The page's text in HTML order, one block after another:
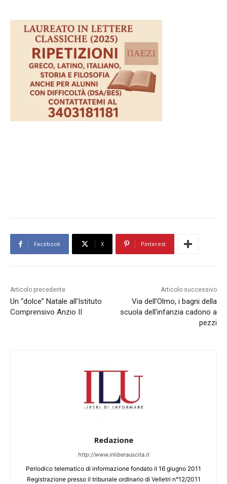
Facebook X Pinterest
Articolo precedente
Un “dolce” Natale all’Istituto
Comprensivo Anzio II
Articolo successivo
Via dell’Olmo, i bagni della
scuola dell’infanzia cadono a
pezzi
Redazione
http://www.inliberauscita.it
Periodico telematico di informazione fondato il 16 giugno 2011
Registrazione presso il tribunale ordinario di Velletri n°12/2011